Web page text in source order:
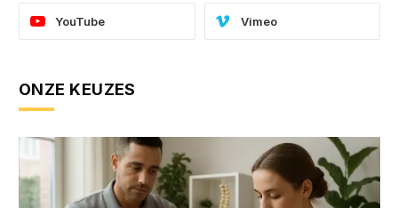
YouTube Vimeo
ONZE KEUZES